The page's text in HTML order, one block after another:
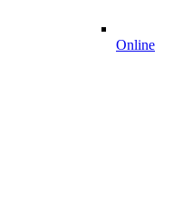
Online